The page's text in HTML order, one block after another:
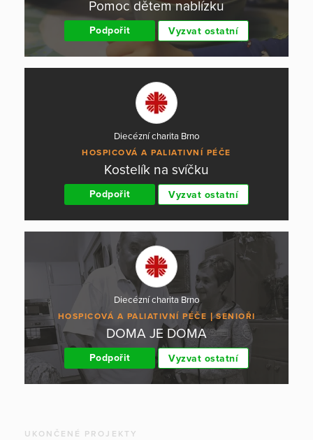
Pomoc dětem nablízku
Podpořit Vyzvat ostatní
Diecézní charita Brno
HOSPICOVÁ A PALIATIVNÍ PÉČE
Kostelík na svíčku
Podpořit Vyzvat ostatní
Diecézní charita Brno
HOSPICOVÁ A PALIATIVNÍ PÉČE SENIOŘI
DOMA JE DOMA
Podpořit Vyzvat ostatní
UKONČENÉ PROJEKTY